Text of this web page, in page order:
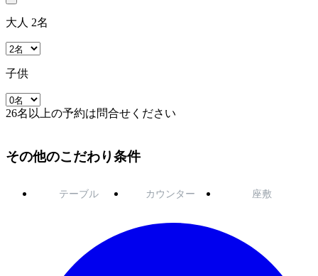
大人 2名
子供
26名以上の予約は問合せください
その他のこだわり条件
テーブル カウンター 座敷